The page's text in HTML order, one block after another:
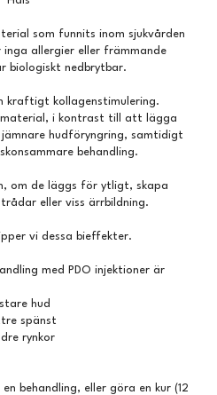
som funnits inom sjukvården
allergier eller främmande
biologiskt nedbrytbar.
kraftigt kollagenstimulering.
i kontrast till att lägga
hudföryngring, samtidigt
behandling.
om de läggs för ytligt, skapa
eller viss ärrbildning.
vi dessa bieffekter.
med PDO injektioner är
hud
spänst
rynkor
behandling, eller göra en kur (12